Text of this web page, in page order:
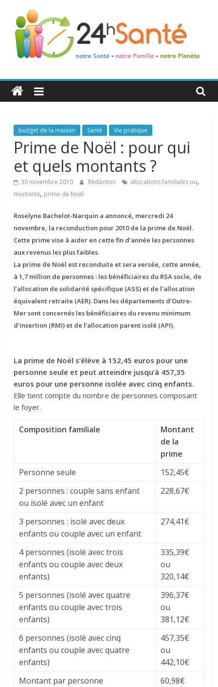
24h
Santé
La
santé
toute
famille
budget de la maison Santé Vie pratique
Prime de Noël : pour qui
et quels montants ?
30 novembre 2010 Rédaction allocations familiales ou,
montants, prime de Noël
Roselyne Bachelot-Narquin a annoncé, mercredi 24
novembre, la reconduction pour 2010 de la prime de Noël.
Cette prime vise à aider en cette fin d’année les personnes
aux revenus les plus faibles.
La prime de Noël est reconduite et sera versée, cette année,
à 1,7 million de personnes : les bénéficiaires du RSA socle, de
l’allocation de solidarité spécifique (ASS) et de l’allocation
équivalent retraite (AER). Dans les départements d’Outre-
Mer sont concernés les bénéficiaires du revenu minimum
d’insertion (RMI) et de l’allocation parent isolé (API).
La prime de Noël s’élève à 152,45 euros pour une
personne seule et peut atteindre jusqu’à 457,35
euros pour une personne isolée avec cinq enfants.
Elle tient compte du nombre de personnes composant
le foyer.
Composition familiale
Montant
de la
prime
Personne seule
152,45€
2 personnes : couple sans enfant
ou isolé avec un enfant
228,67€
3 personnes : isolé avec deux
enfants ou couple avec un enfant
274,41€
4 personnes (isolé avec trois
enfants ou couple avec deux
enfants)
335,39€
ou
320,14€
5 personnes (isolé avec quatre
enfants ou couple avec trois
enfants)
396,37€
ou
381,12€
6 personnes (isolé avec cinq
enfants ou couple avec quatre
enfants)
457,35€
ou
442,10€
Montant par personne
60,98€